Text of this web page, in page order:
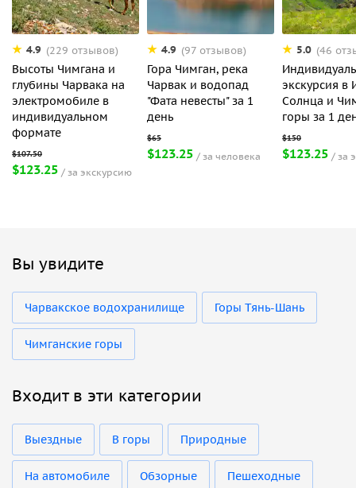
4.9 (229 отзывов)
Высоты Чимгана и
глубины Чарвака на
электромобиле в
индивидуальном
формате
$123.25 за экскурсию
4.9 (97 отзывов)
Гора Чимган, река
Чарвак и водопад
"Фата невесты" за 1
день
$123.25 за человека
5.0 (46
экскурсия в
Солнца и
горы за 1
$123.25 за
Вы увидите
Чарвакское водохранилище Горы Тянь-Шань
Чимганские горы
Входит в эти категории
Выездные В горы Природные
На автомобиле Обзорные Пешеходные